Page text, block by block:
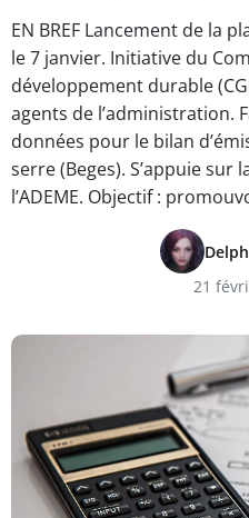
EN BREF Lancement de la
le 7 janvier. Initiative du
développement durable
agents de l’administration.
données pour le bilan
serre (Beges). S’appuie sur
l’ADEME. Objectif :
21